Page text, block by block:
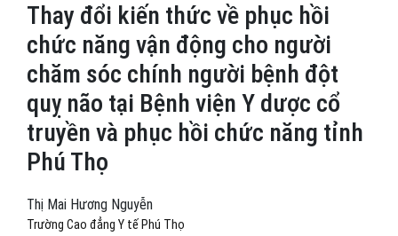
Thay đổi kiến thức về phục hồi
chức năng vận động cho người
chăm sóc chính người bệnh đột
quỵ não tại Bệnh viện Y dược cổ
truyền và phục hồi chức năng tỉnh
Phú Thọ
Thị Mai Hương Nguyễn
Trường Cao đẳng Y tế Phú Thọ